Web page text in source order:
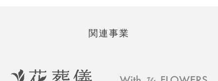
関連事業